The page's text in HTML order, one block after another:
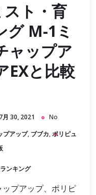
ト・育
グ M-1ミ
ャップア
EXと比較
7月 30, 2021
No
プアップ, ブブカ,ポリピュ
ンキング
プアップ、ポリピ